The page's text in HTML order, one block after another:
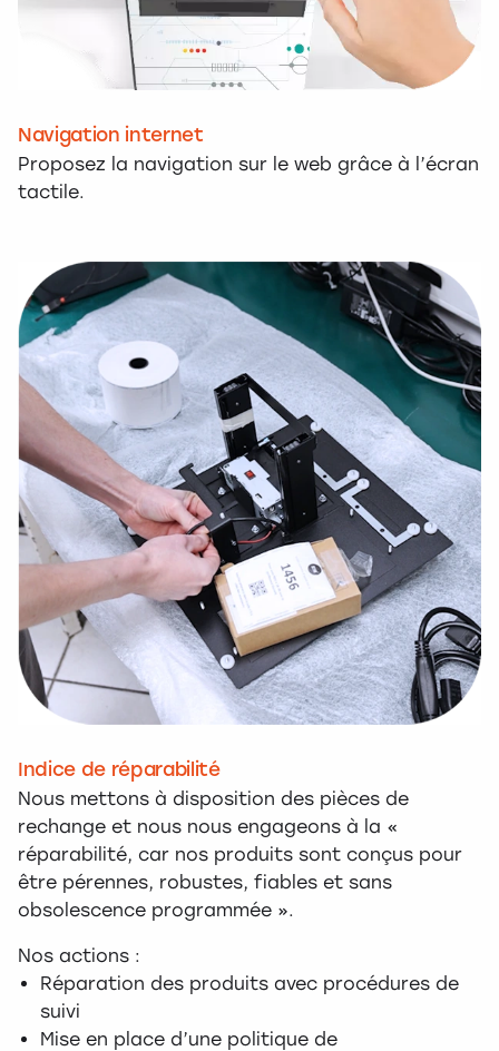
Navigation internet
Proposez la navigation sur le web grâce à l’écran
tactile.
Indice de réparabilité
Nous mettons à disposition des pièces de
rechange et nous nous engageons à la «
réparabilité, car nos produits sont conçus pour
être pérennes, robustes, fiables et sans
obsolescence programmée ».
Nos actions :
Réparation des produits avec procédures de
suivi
Mise en place d’une politique de